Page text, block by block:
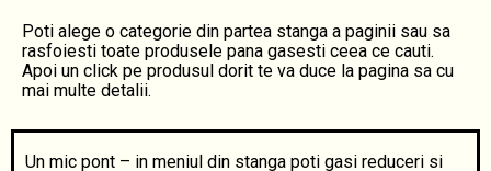
Poti alege o categorie din partea stanga a paginii sau sa
rasfoiesti toate produsele pana gasesti ceea ce cauti.
Apoi un click pe produsul dorit te va duce la pagina sa cu
mai multe detalii.
Un mic pont – in meniul din stanga poti gasi reduceri si